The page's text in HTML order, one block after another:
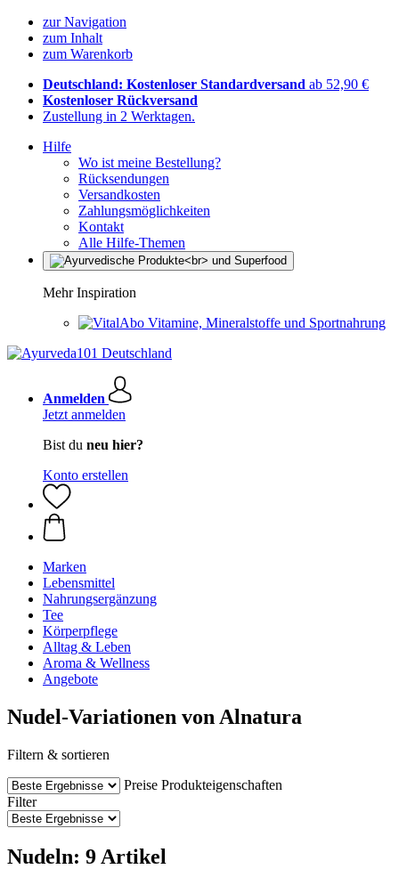
zur Navigation
zum Inhalt
zum Warenkorb
Deutschland: Kostenloser Standardversand ab 52,90 €
Kostenloser Rückversand
Zustellung in 2 Werktagen.
Hilfe
Wo ist meine Bestellung?
Rücksendungen
Versandkosten
Zahlungsmöglichkeiten
Kontakt
Alle Hilfe-Themen
Mehr Inspiration
Vitamine, Mineralstoffe und Sportnahrung
Anmelden
Jetzt anmelden
Bist du neu hier?
Konto erstellen
Marken
Lebensmittel
Nahrungsergänzung
Tee
Körperpflege
Alltag & Leben
Aroma & Wellness
Angebote
Nudel-Variationen von Alnatura
Filtern & sortieren
Preise Produkteigenschaften
Filter
Nudeln: 9 Artikel